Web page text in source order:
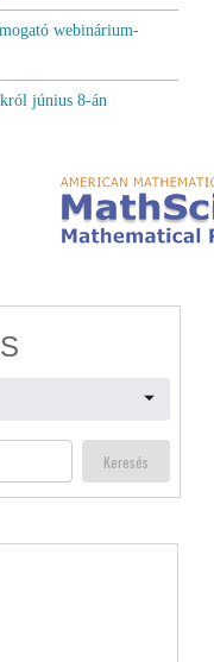
webinárium-
június 8-án